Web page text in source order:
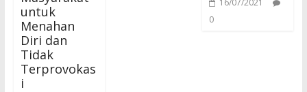
untuk
Menahan
Diri dan
Tidak
Terprovokas
i
16/07/2021
0